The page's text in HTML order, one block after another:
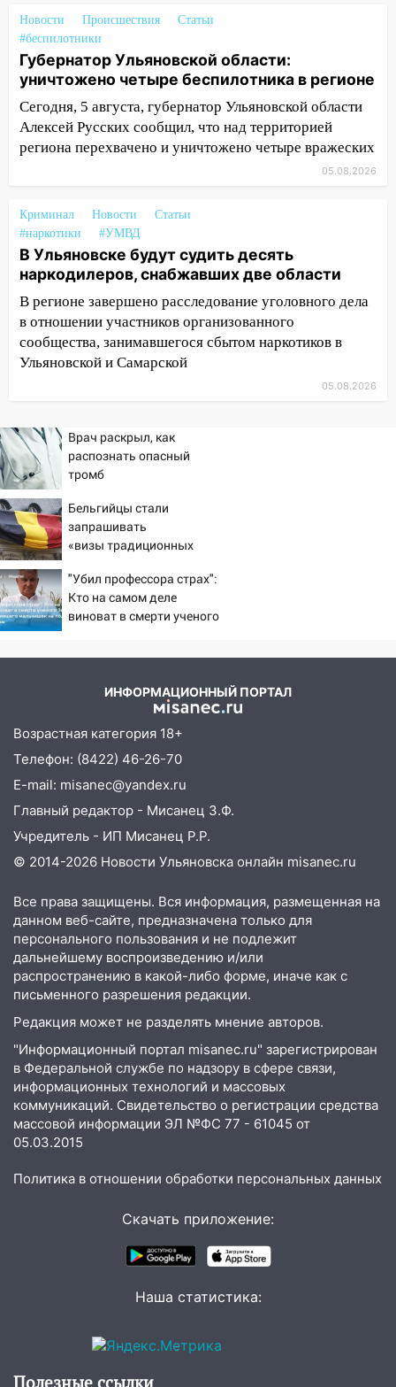
10:00
В Ульяновске дотла сгорел
легковой автомобиль
09:39 В Ульяновске будут судить десять
наркодилеров, снабжавших две области
09:25 Вынесли приговор дебоширам,
избившим мужчину в трамвае
Ульяновская полиция получила
в России
07:02 Жара отступит: какой будет
погода в Ульяновске днем 5 августа
06:10 Двое мигрантов изнасиловали 13-
летнюю девочку в центре Ульяновска
06:00
Мертвеца выкопали, посадили в
мешок и попытались утопить в Волге
опасный день августа: что ждет каждый
знак 5 августа
23:27
Прокуратура проверяет
капремонт школы в посёлке Налейка
22:33
Прокуратура проверяет
спортивные объекты в Старой Майне
21:01
Ульяновцев приглашают сдать
кровь: День донора пройдёт 6 августа
20:17 Ульяновская область девятую
низкие цены на подсолнечное масло
19:33 Коровы-рекордсменки: в
Ульяновской области выросли надои
молока
18:20
года благоустроят 20 родников
17:27 В Ульяновской области 114 детей-
сирот получили жильё с начала года
16:43 Дорожный сезон перевалил за
экватор: в Ульяновской области
обновили половину региональных трасс
16:31 В Ульяновской области
капитально отремонтируют 101
многоквартирный дом
16:30 Прогноз погоды в Ульяновской
области на 5 августа
16:20 В Сурском районе сёла оказались
не защищены от лесных пожаров
16:12 Пуля пробила окно квартиры на
16-м этаже в Ульяновске
усилить борьбу со свалками в
Инзенском районе
Симбирской епархии
придётся ездить в райцентр ради сдачи
Новости Происшествия
Статьи
#беспилотники
Губернатор Ульяновской области:
уничтожено четыре беспилотника в регионе
Сегодня, 5 августа, губернатор Ульяновской области
Алексей Русских сообщил, что над территорией
региона перехвачено и уничтожено четыре вражеских
05.08.2026
Криминал Новости
Статьи
#наркотики
#УМВД
В Ульяновске будут судить десять
наркодилеров, снабжавших две области
В регионе завершено расследование уголовного дела
в отношении участников организованного
сообщества, занимавшегося сбытом наркотиков в
Ульяновской и Самарской
05.08.2026
Врач раскрыл, как
распознать опасный
тромб
Бельгийцы стали
запрашивать
«визы традиционных
РФ
"Убил профессора страх":
Кто на самом деле
виноват в смерти ученого
ИНФОРМАЦИОННЫЙ ПОРТАЛ
Возрастная категория 18+
Телефон: (8422) 46-26-70
E-mail: misanec@yandex.ru
Главный редактор - Мисанец З.Ф.
Учредитель - ИП Мисанец Р.Р.
© 2014-2026 Новости Ульяновска онлайн misanec.ru
Все права защищены. Вся информация, размещенная на
данном веб-сайте, предназначена только для
персонального пользования и не подлежит
дальнейшему воспроизведению и/или
распространению в какой-либо форме, иначе как с
письменного разрешения редакции.
Редакция может не разделять мнение авторов.
"Информационный портал misanec.ru" зарегистрирован
в Федеральной службе по надзору в сфере связи,
информационных технологий и массовых
коммуникаций. Свидетельство о регистрации средства
массовой информации ЭЛ №ФС 77 - 61045 от
05.03.2015
Политика в отношении обработки персональных данных
Скачать приложение:
Наша статистика: